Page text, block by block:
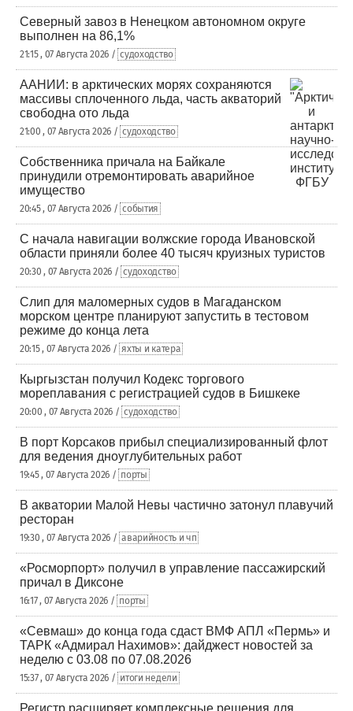
Северный завоз в Ненецком автономном округе
выполнен на 86,1%
21:15 , 07 Августа 2026 / судоходство
ААНИИ: в арктических морях сохраняются
массивы сплоченного льда, часть акваторий
свободна ото льда
21:00 , 07 Августа 2026 / судоходство
Собственника причала на Байкале
принудили отремонтировать аварийное
имущество
20:45 , 07 Августа 2026 / события
С начала навигации волжские города Ивановской
области приняли более 40 тысяч круизных туристов
20:30 , 07 Августа 2026 / судоходство
Слип для маломерных судов в Магаданском
морском центре планируют запустить в тестовом
режиме до конца лета
20:15 , 07 Августа 2026 / яхты и катера
Кыргызстан получил Кодекс торгового
мореплавания с регистрацией судов в Бишкеке
20:00 , 07 Августа 2026 / судоходство
В порт Корсаков прибыл специализированный флот
для ведения дноуглубительных работ
19:45 , 07 Августа 2026 / порты
В акватории Малой Невы частично затонул плавучий
ресторан
19:30 , 07 Августа 2026 / аварийность и чп
«Росморпорт» получил в управление пассажирский
причал в Диксоне
16:17 , 07 Августа 2026 / порты
«Севмаш» до конца года сдаст ВМФ АПЛ «Пермь» и
ТАРК «Адмирал Нахимов»: дайджест новостей за
неделю с 03.08 по 07.08.2026
15:37 , 07 Августа 2026 / итоги недели
Регистр расширяет комплексные решения для